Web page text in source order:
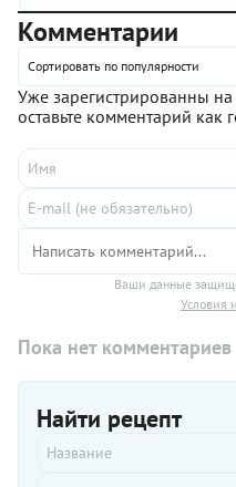
Комментарии
Сортировать по популярности
Уже зарегистрированны
оставьте комментарий как
Ваши данные
Условия
Пока нет комментариев
Найти рецепт